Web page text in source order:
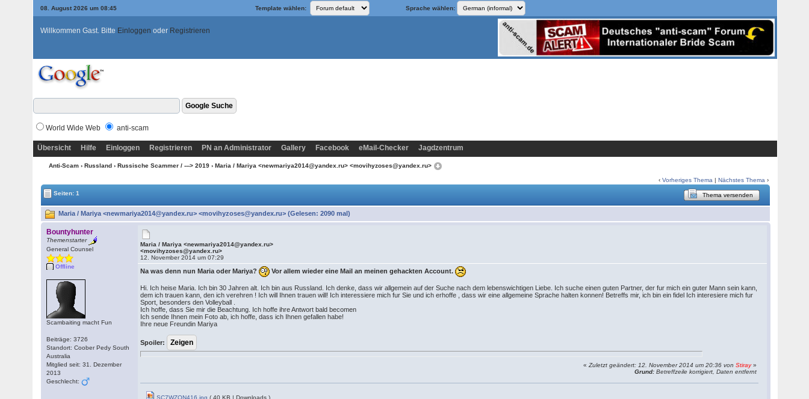
08. August 2026 um 08:45 Template wählen: Sprache wählen:
Willkommen Gast. Bitte Einloggen oder Registrieren
World Wide Web anti-scam
Übersicht Hilfe Einloggen Registrieren PN an Administrator Gallery Facebook eMail-Checker Jagdzentrum
Anti-Scam › Russland › Russische Scammer / ---> 2019 › Maria / Mariya <newmariya2014@yandex.ru> <movihyzoses@yandex.ru>
‹Vorheriges Thema |Nächstes Thema ›
Seiten: 1
Thema versenden
Maria / Mariya <newmariya2014@yandex.ru> <movihyzoses@yandex.ru> (Gelesen: 2090 mal)
Bountyhunter
Themenstarter
General Counsel
Offline
Scambaiting macht Fun
Beiträge: 3726
Standort: Coober Pedy South
Australia
Mitglied seit: 31. Dezember
2013
Geschlecht:
Maria / Mariya <newmariya2014@yandex.ru>
<movihyzoses@yandex.ru>
12. November 2014 um 07:29
Na was denn nun Maria oder Mariya? Vor allem wieder eine Mail an meinen gehackten Account.
Hi. Ich heise Maria. Ich bin 30 Jahren alt. Ich bin aus Russland. Ich denke, dass wir allgemein auf der Suche nach dem lebenswichtigen Liebe. Ich suche einen guten Partner, der fur mich ein guter Mann sein kann,
dem ich trauen kann, den ich verehren ! Ich will Ihnen trauen will! Ich interessiere mich fur Sie und ich erhoffe , dass wir eine allgemeine Sprache halten konnen! Betreffs mir, ich bin ein fidel Ich interesiere mich fur
Sport, besonders den Volleyball .
Ich hoffe, dass Sie mir die Beachtung. Ich hoffe ihre Antwort bald becomen
Ich sende Ihnen mein Foto ab, ich hoffe, dass ich Ihnen gefallen habe!
Ihre neue Freundin Mariya
Spoiler:
«Zuletzt geändert: 12. November 2014 um 20:36 vonStiray»
Grund: Betreffzeile korrigiert, Daten entfernt
SC7WZON416.jpg ( 40 KB | Downloads )